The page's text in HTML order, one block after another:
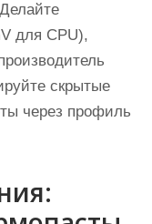
для CPU),
скрытые
через профиль